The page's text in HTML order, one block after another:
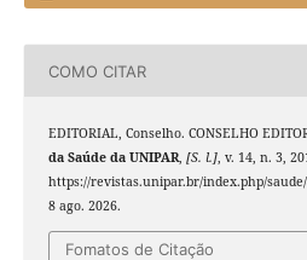
COMO CITAR
EDITORIAL, Conselho. CONSELHO
da Saúde da UNIPAR, [S. l.], v. 14, n. 3,
https://revistas.unipar.br/index.php/
8 ago. 2026.
Fomatos de Citação